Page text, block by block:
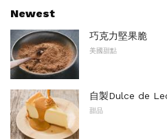
Newest
巧克力堅果脆
美國甜點
自製Dulce de
甜品